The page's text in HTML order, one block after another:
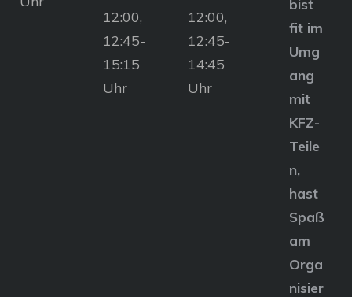
12:00,
12:45-
15:15
Uhr
12:00,
12:45-
14:45
Uhr
bist
fit im
Umg
ang
mit
KFZ-
Teile
n,
hast
Spaß
am
Orga
nisier